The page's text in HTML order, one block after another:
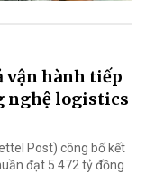
vận hành tiếp
nghệ logistics
Post) công bố kết
đạt 5.472 tỷ đồng